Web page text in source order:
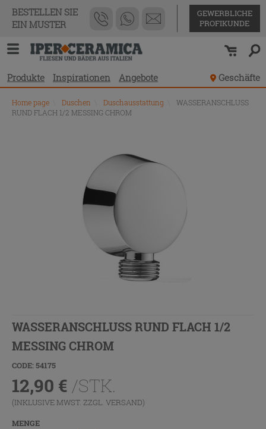
BESTELLEN SIE
EIN MUSTER
GEWERBLICHE
PROFIKUNDE
Produkte Inspirationen Angebote Geschäfte
Home page Duschen Duschausstattung
WASSERANSCHLUSS
RUND FLACH 1/2 MESSING CHROM
WASSERANSCHLUSS RUND FLACH 1/2
MESSING CHROM
CODE: 54175
12,90 € /STK.
(INKLUSIVE MWST. ZZGL. VERSAND)
MENGE